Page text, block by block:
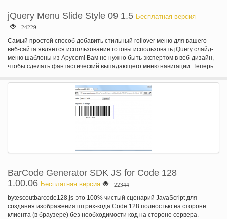
jQuery Menu Slide Style 09 1.5 Бесплатная версия
24229
Самый простой способ добавить стильный rollover меню для вашего
веб-сайта является использование готовы использовать jQuery слайд-
меню шаблоны из Apycom! Вам не нужно быть экспертом в веб-дизайн,
чтобы сделать фантастический выпадающего меню навигации. Теперь
меню с прохладной скольжения эффекты. Выпадающее меню с
неограниченным количеством уровней подменю-это отличный способ
разместить много информации на странице без потери удобства.
BarCode Generator SDK JS for Code 128
1.00.06 Бесплатная версия 22344
bytescoutbarcode128.js-это 100% чистый сценарий JavaScript для
создания изображения штрих-кода Code 128 полностью на стороне
клиента (в браузере) без необходимости код на стороне сервера.